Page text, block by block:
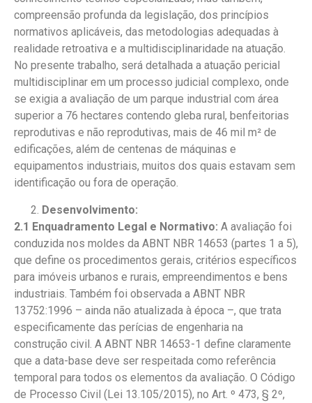
compreensão profunda da legislação, dos princípios
normativos aplicáveis, das metodologias adequadas à
realidade retroativa e a multidisciplinaridade na atuação.
No presente trabalho, será detalhada a atuação pericial
multidisciplinar em um processo judicial complexo, onde
se exigia a avaliação de um parque industrial com área
superior a 76 hectares contendo gleba rural, benfeitorias
reprodutivas e não reprodutivas, mais de 46 mil m² de
edificações, além de centenas de máquinas e
equipamentos industriais, muitos dos quais estavam sem
identificação ou fora de operação.
Desenvolvimento:
2.1 Enquadramento Legal e Normativo: A avaliação foi
conduzida nos moldes da ABNT NBR 14653 (partes 1 a 5),
que define os procedimentos gerais, critérios específicos
para imóveis urbanos e rurais, empreendimentos e bens
industriais. Também foi observada a ABNT NBR
13752:1996 – ainda não atualizada à época –, que trata
especificamente das perícias de engenharia na
construção civil. A ABNT NBR 14653-1 define claramente
que a data-base deve ser respeitada como referência
temporal para todos os elementos da avaliação. O Código
de Processo Civil (Lei 13.105/2015), no Art. º 473, § 2º,